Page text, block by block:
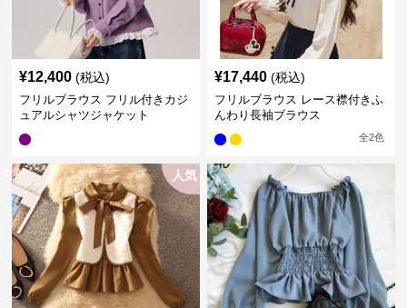
¥12,400 (税込)
フリルブラウス フリル付きカジ
ュアルシャツジャケット
¥17,440 (税込)
フリルブラウス レース襟付きふ
んわり長袖ブラウス
全2色
人気